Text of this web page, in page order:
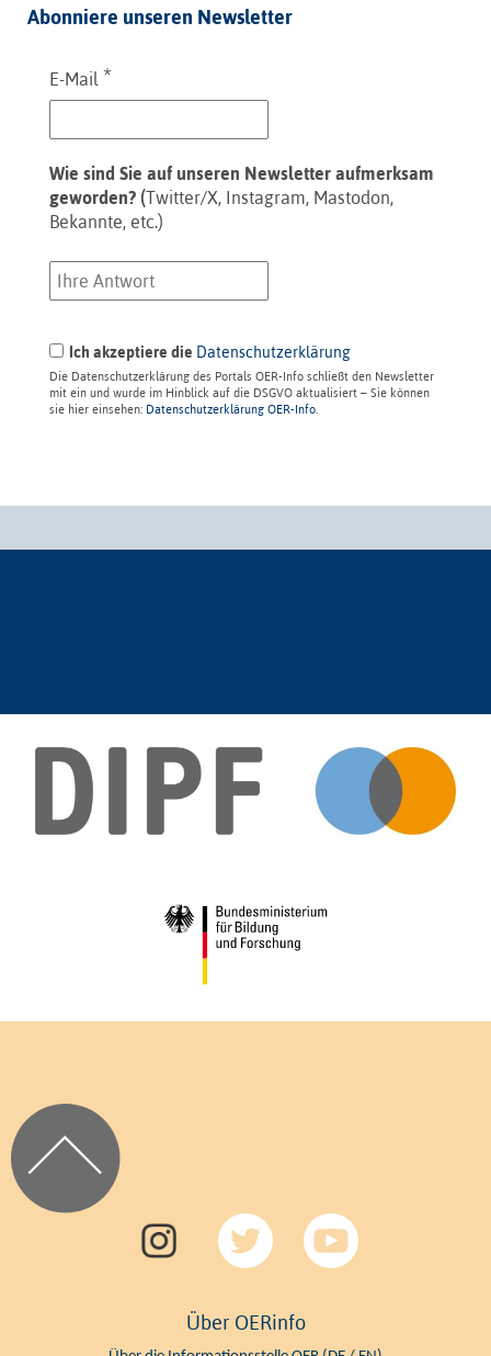
Abonniere unseren Newsletter
E-Mail *
Wie sind Sie auf unseren Newsletter aufmerksam
geworden? (Twitter/X, Instagram, Mastodon,
Bekannte, etc.)
Ich akzeptiere die Datenschutzerklärung
Die Datenschutzerklärung des Portals OER-Info schließt den Newsletter
mit ein und wurde im Hinblick auf die DSGVO aktualisiert – Sie können
sie hier einsehen: Datenschutzerklärung OER-Info
Über OERinfo